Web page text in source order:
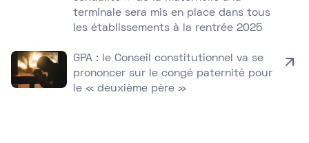
terminale sera mis en place dans tous
les établissements à la rentrée 2025
GPA : le Conseil constitutionnel va se
prononcer sur le congé paternité pour
le « deuxième père »